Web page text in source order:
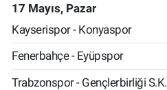
17 Mayıs, Pazar
Kayserispor - Konyaspor
Fenerbahçe - Eyüpspor
Trabzonspor - Gençlerbirliği S.K.